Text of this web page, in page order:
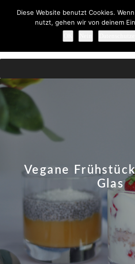
Vegane
Glas
Diese Website benutzt Cookies.
nutzt, gehen wir von deinem